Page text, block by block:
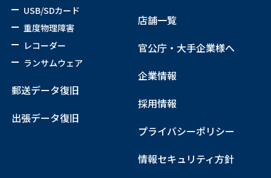
USB/SDカード
重度物理障害
レコーダー
ランサムウェア
郵送データ復旧
出張データ復旧
店舗一覧
官公庁・大手企業様へ
企業情報
採用情報
プライバシーポリシー
情報セキュリティ方針